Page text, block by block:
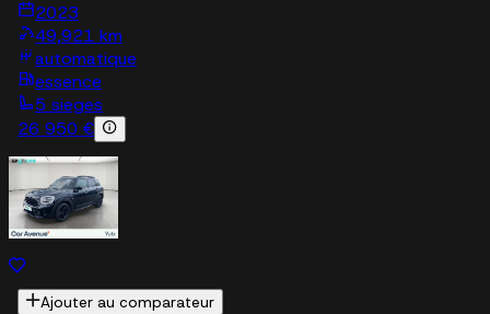
2023
49,921 km
automatique
essence
5 sieges
26 950 €
Ajouter au comparateur